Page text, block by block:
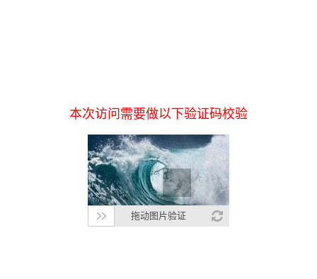
本次访问需要做以下验证码校验
拖动图片验证